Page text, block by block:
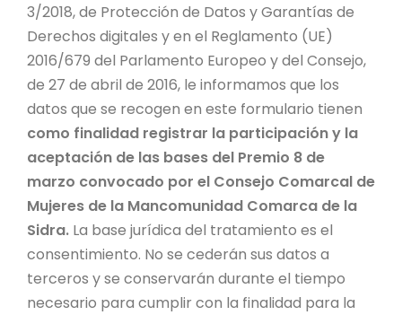
3/2018, de Protección de Datos y Garantías de
Derechos digitales y en el Reglamento (UE)
2016/679 del Parlamento Europeo y del Consejo,
de 27 de abril de 2016, le informamos que los
datos que se recogen en este formulario tienen
como finalidad registrar la participación y la
aceptación de las bases del Premio 8 de
marzo convocado por el Consejo Comarcal de
Mujeres de la Mancomunidad Comarca de la
Sidra. La base jurídica del tratamiento es el
consentimiento. No se cederán sus datos a
terceros y se conservarán durante el tiempo
necesario para cumplir con la finalidad para la